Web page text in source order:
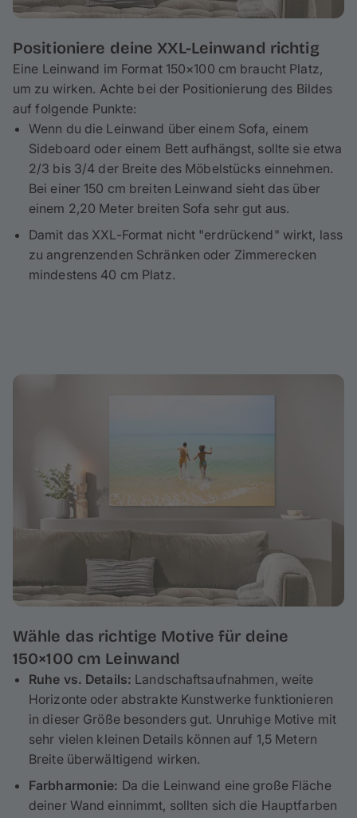
Positioniere deine XXL-Leinwand richtig
Eine Leinwand im Format 150×100 cm braucht Platz,
um zu wirken. Achte bei der Positionierung des Bildes
auf folgende Punkte:
Wenn du die Leinwand über einem Sofa, einem
Sideboard oder einem Bett aufhängst, sollte sie etwa
2/3 bis 3/4 der Breite des Möbelstücks einnehmen.
Bei einer 150 cm breiten Leinwand sieht das über
einem 2,20 Meter breiten Sofa sehr gut aus.
Damit das XXL-Format nicht "erdrückend" wirkt, lass
zu angrenzenden Schränken oder Zimmerecken
mindestens 40 cm Platz.
Wähle das richtige Motive für deine
150×100 cm Leinwand
Ruhe vs. Details: Landschaftsaufnahmen, weite
Horizonte oder abstrakte Kunstwerke funktionieren
in dieser Größe besonders gut. Unruhige Motive mit
sehr vielen kleinen Details können auf 1,5 Metern
Breite überwältigend wirken.
Farbharmonie: Da die Leinwand eine große Fläche
deiner Wand einnimmt, sollten sich die Hauptfarben